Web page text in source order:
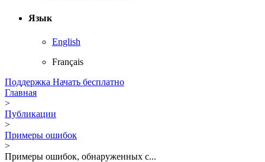
Язык
English
Français
Поддержка Начать бесплатно
Главная
>
Публикации
>
Примеры ошибок
>
Примеры ошибок, обнаруженных с...